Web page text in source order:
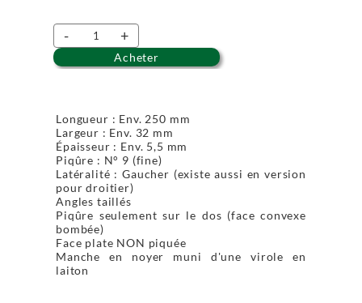
- +
Acheter
Longueur : Env. 250 mm
Largeur : Env. 32 mm
Épaisseur : Env. 5,5 mm
Piqûre : N° 9 (fine)
Latéralité : Gaucher (existe aussi en version
pour droitier)
Angles taillés
Piqûre seulement sur le dos (face convexe
bombée)
Face plate NON piquée
Manche en noyer muni d'une virole en
laiton